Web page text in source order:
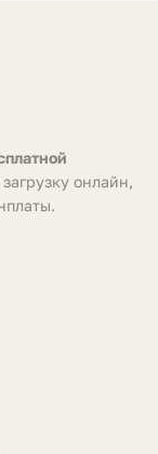
онлайн,